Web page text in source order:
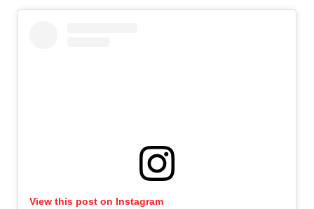
View this post on Instagram